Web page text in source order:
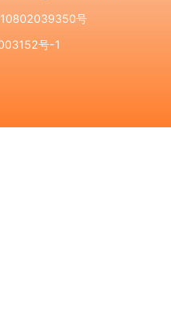
号
号-1